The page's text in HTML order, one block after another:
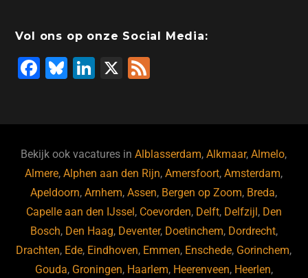
Vol ons op onze Social Media:
F
b
o
o
k
Bl
ky
Li
dI
n
X
Bekijk ook vacatures inAlblasserdam,Alkmaar,Almelo,
Almere,Alphen aan den Rijn,Amersfoort,Amsterdam,
Apeldoorn,Arnhem,Assen, Bergen op Zoom, Breda,
Capelle aan den IJssel , Coevorden, Delft, Delfzijl , Den
Bosch, Den Haag, Deventer, Doetinchem, Dordrecht,
Drachten, Ede, Eindhoven, Emmen, Enschede, Gorinchem,
Gouda, Groningen, Haarlem, Heerenveen, Heerlen,